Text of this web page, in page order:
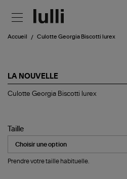
Accueil Culotte Georgia Biscotti lurex
LA NOUVELLE
Culotte
Culotte Georgia Biscotti lurex
Taille
Prendre votre taille habituelle.